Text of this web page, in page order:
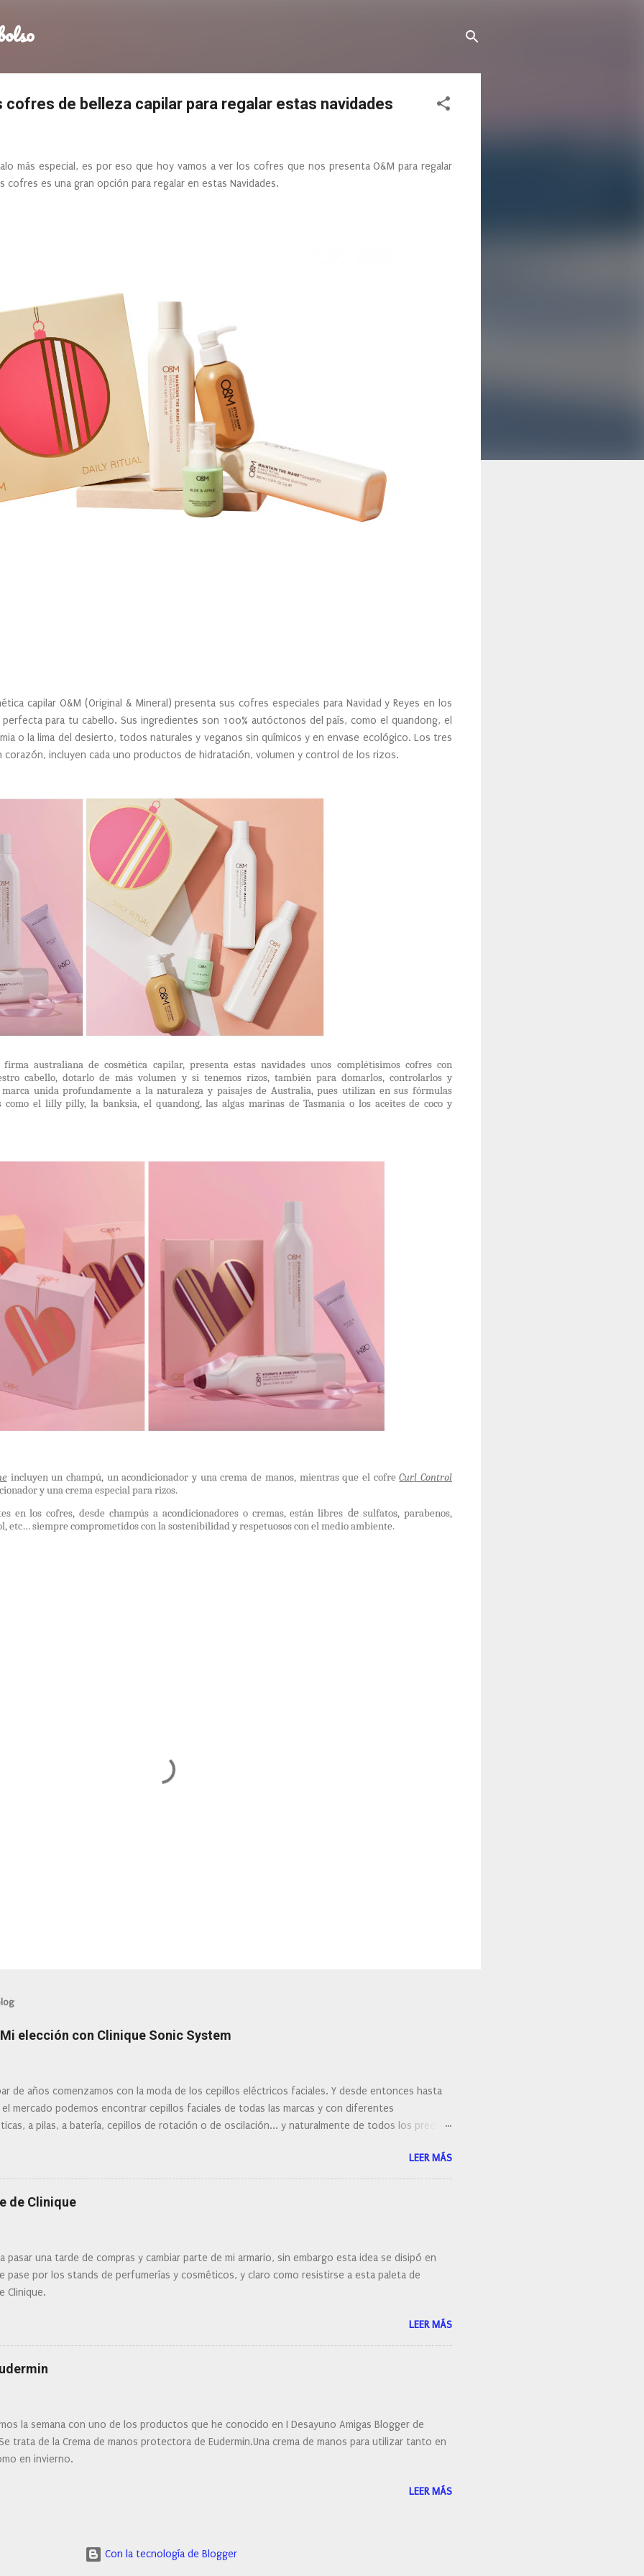
cofres de belleza capilar para regalar estas navidades
más especial, es por eso que hoy vamos a ver los cofres que nos presenta O&M para regalar
cofres es una gran opción para regalar en estas Navidades.
capilar O&M (Original & Mineral) presenta sus cofres especiales para Navidad y Reyes en los
para tu cabello. Sus ingredientes son 100% autóctonos del país, como el quandong, el
o la lima del desierto, todos naturales y veganos sin químicos y en envase ecológico. Los tres
corazón, incluyen cada uno productos de hidratación, volumen y control de los rizos.
australiana de cosmética capilar, presenta estas navidades unos complétisimos cofres con
cabello, dotarlo de más volumen y si tenemos rizos, también para domarlos, controlarlos y
unida profundamente a la naturaleza y paisajes de Australia, pues utilizan en sus fórmulas
como el lilly pilly, la banksia, el quandong, las algas marinas de Tasmania o los aceites de coco y
incluyen un champú, un acondicionador y una crema de manos, mientras que el cofreCurl Control
y una crema especial para rizos.
en los cofres, desde champús a acondicionadores o cremas, están libres de sulfatos, parabenos,
etc… siempre comprometidos con la sostenibilidad y respetuosos con el medio ambiente.
elección con Clinique Sonic System
de años comenzamos con la moda de los cepillos eléctricos faciales. Y desde entonces hasta
el mercado podemos encontrar cepillos faciales de todas las marcas y con diferentes
a pilas, a batería, cepillos de rotación o de oscilación... y naturalmente de todos los precios.
mi tipo de piel? ¿Qué busco?... En este post os voy a dar mi opinión de porque elegí mi cepilloLEER MÁS
de Clinique
pasar una tarde de compras y cambiar parte de mi armario, sin embargo esta idea se disipó en
pase por los stands de perfumerías y cosméticos, y claro como resistirse a esta paleta de
Clinique.
LEER MÁS
la semana con uno de los productos que he conocido en I Desayuno Amigas Blogger de
trata de la Crema de manos protectora de Eudermin.Una crema de manos para utilizar tanto en
en invierno.
LEER MÁS
Con la tecnología de Blogger